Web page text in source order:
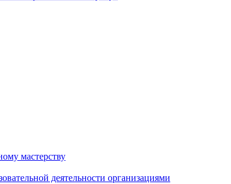
мастерству
деятельности организациями